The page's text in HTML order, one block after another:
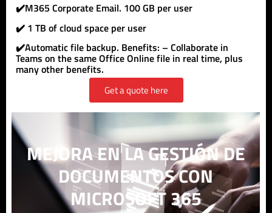
✔️M365 Corporate Email. 100 GB per user
✔️ 1 TB of cloud space per user
✔️Automatic file backup. Benefits: – Collaborate in
Teams on the same Office Online file in real time, plus
many other benefits.
Get a quote here
MEJORA EN LA GESTIÓN DE
DOCUMENTOS CON
MICROSOFT 365